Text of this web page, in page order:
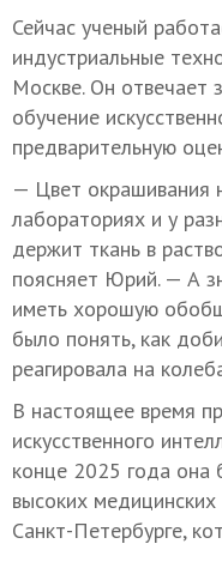
Сейчас ученый
индустриальные
Москве. Он отвечает
обучение
предварительную
— Цвет окрашивания
лабораториях и у
держит ткань в
поясняет Юрий. — А
иметь хорошую
было понять, как
реагировала на
В настоящее время
искусственного
конце 2025 года она
высоких
Санкт-Петербурге,